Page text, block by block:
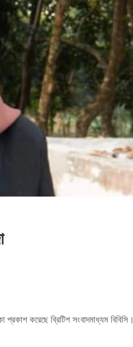
করেছে ব্রিটিশ সংবাদমাধ্যম বিবিসি।